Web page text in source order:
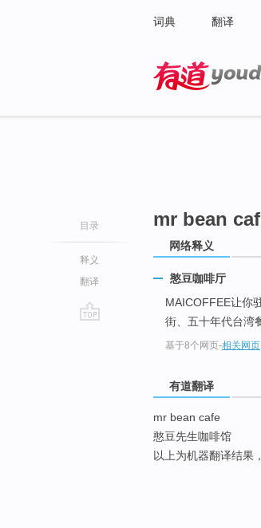
词典 翻译
目录
释义
翻译
mr bean
网络释义
憨豆咖啡厅
MAICOFFEE让你
街、五十年代台湾
基于8个网页-相关网页
有道翻译
mr bean cafe
憨豆先生咖啡馆
以上为机器翻译结果